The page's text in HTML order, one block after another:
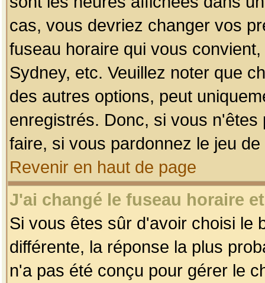
cas, vous devriez changer vos
fuseau horaire qui vous
Sydney, etc. Veuillez noter que
des autres options, peut
enregistrés. Donc, si vous
faire, si vous pardonnez le jeu
Revenir en haut de page
J'ai changé le fuseau horaire
Si vous êtes sûr d'avoir choisi le
différente, la réponse la plus
n'a pas été conçu pour gérer le